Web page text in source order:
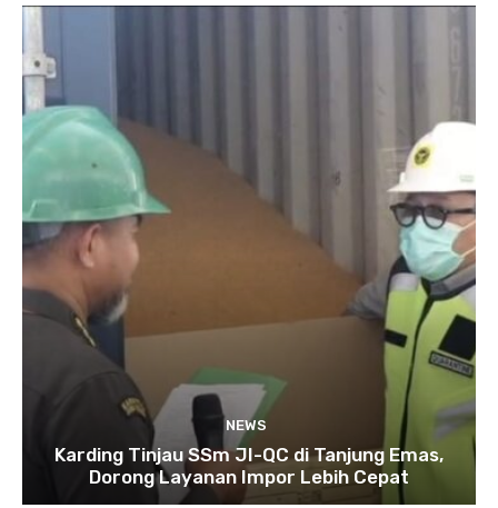
NEWS
Karding Tinjau SSm JI-QC di Tanjung Emas,
Dorong Layanan Impor Lebih Cepat